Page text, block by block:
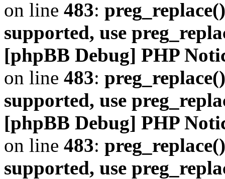
on line 483:
supported, use
[phpBB Debug] PHP
on line 483:
supported, use
[phpBB Debug] PHP
on line 483:
supported, use